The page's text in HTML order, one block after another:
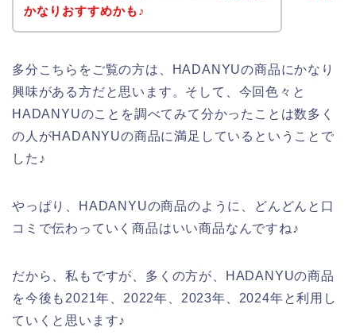
かなりおすすめかも♪
多分こちらをご覧の方は、HADANYUの商品にかなり
興味がある方だと思います。そして、今回色々と
HADANYUのことを調べてみて分かったことは数多く
の人がHADANYUの商品に満足しているということで
した♪
やっぱり、HADANYUの商品のように、どんどんと口
コミで伝わっていく商品はいい商品なんですね♪
だから、私もですが、多くの方が、HADANYUの商品
を今後も2021年、2022年、2023年、2024年と利用し
ていくと思います♪